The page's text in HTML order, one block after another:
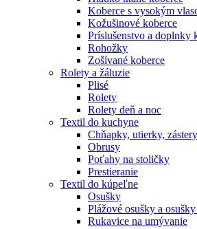
Koberce s vysokým
Kožušinové koberce
Príslušenstvo a doplnky
Rohožky
Zošívané koberce
Rolety a žáluzie
Plisé
Rolety
Rolety deň a noc
Textil do kuchyne
Chňapky, utierky, zástery
Obrusy
Poťahy na stoličky
Prestieranie
Textil do kúpeľne
Osušky
Plážové osušky a
Rukavice na umývanie